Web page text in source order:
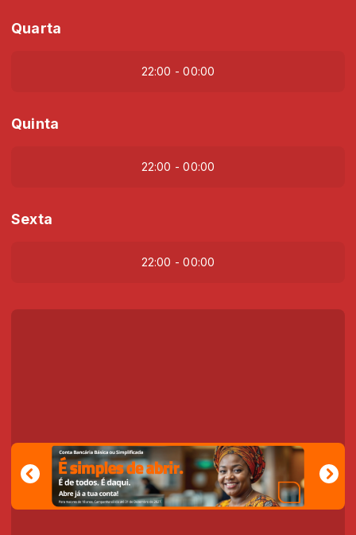
Quarta
22:00 - 00:00
Quinta
22:00 - 00:00
Sexta
22:00 - 00:00